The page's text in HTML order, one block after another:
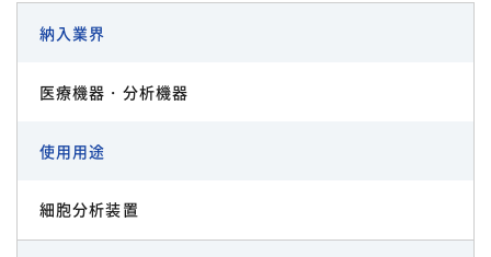
納入業界
医療機器・分析機器
使用用途
細胞分析装置